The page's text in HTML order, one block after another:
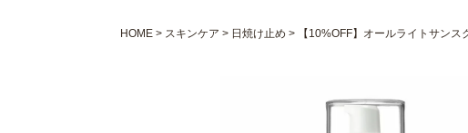
HOME スキンケア 日焼け止め 【10%OFF】オールライトサン